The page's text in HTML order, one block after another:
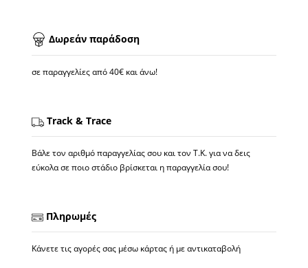
Δωρεάν παράδοση
σε παραγγελίες από 40€ και άνω!
Track & Trace
Βάλε τον αριθμό παραγγελίας σου και τον Τ.Κ. για να δεις
εύκολα σε ποιο στάδιο βρίσκεται η παραγγελία σου!
Πληρωμές
Κάνετε τις αγορές σας μέσω κάρτας ή με αντικαταβολή